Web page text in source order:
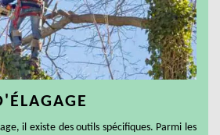
il existe des outils spécifiques. Parmi les